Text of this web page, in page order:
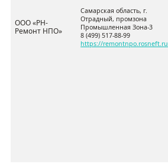
ООО«РН-
Ремонт НПО»
Самарская область, г.
Отрадный, промзона
Промышленная Зона-3
8 (499) 517-88-99
https://remontnpo.rosneft.ru